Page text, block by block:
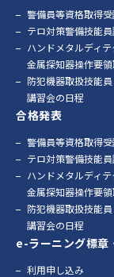
警備員等資格取得
テロ対策警備技能
ハンドメタルディ
金属探知器操作要
防犯機器取扱技能員
講習会の日程
合格発表
警備員等資格取得
テロ対策警備技能
ハンドメタルディ
金属探知器操作要
防犯機器取扱技能員
講習会の日程
e-ラーニング
利用申し込み
標章